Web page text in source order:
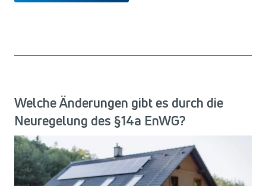
Welche Änderungen gibt es durch die
Neuregelung des §14a EnWG?